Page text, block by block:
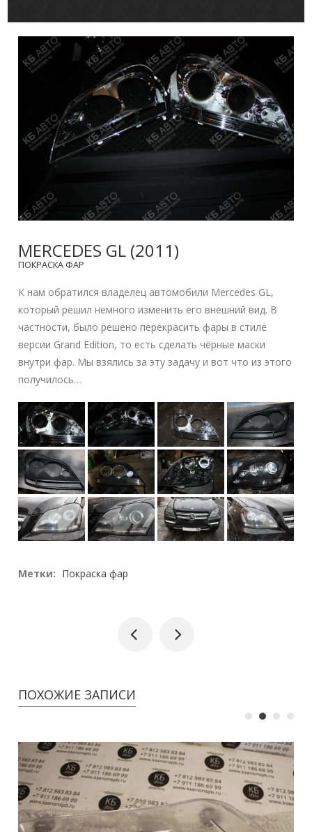
MERCEDES GL (2011)
ПОКРАСКА ФАР
К нам обратился владелец автомобили Mercedes GL,
который решил немного изменить его внешний вид. В
частности, было решено перекрасить фары в стиле
версии Grand Edition, то есть сделать чёрные маски
внутри фар. Мы взялись за эту задачу и вот что из этого
получилось…
Метки: Покраска фар
ПОХОЖИЕ ЗАПИСИ